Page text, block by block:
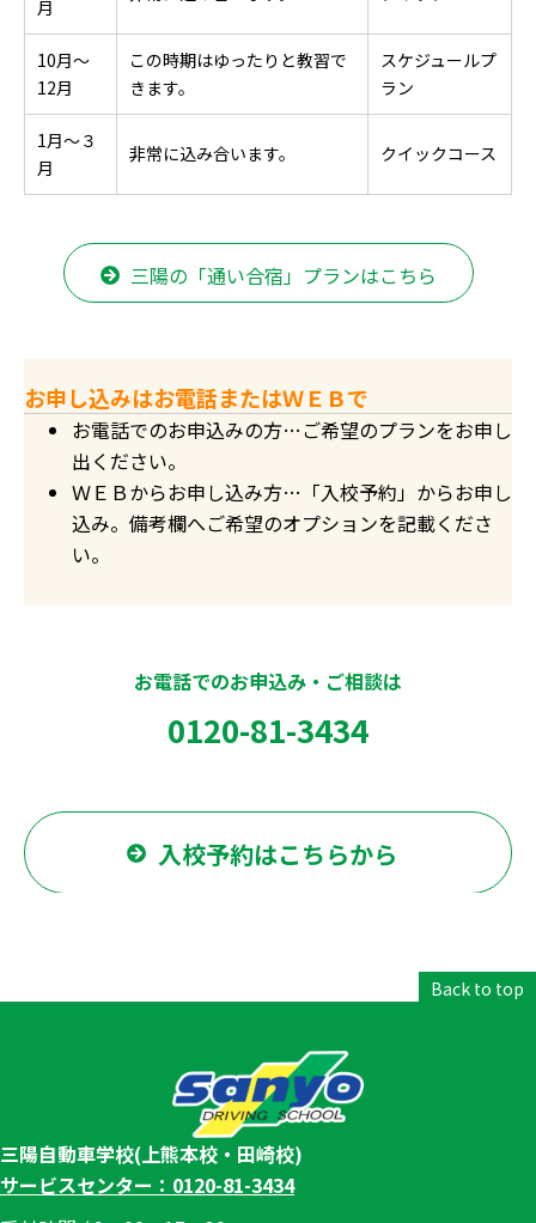
月
10月～
12月
この時期はゆったりと教習で
きます。
スケジュールプ
ラン
1月～３
月
非常に込み合います。 クイックコース
三陽の「通い合宿」プランはこちら
お申し込みはお電話またはＷＥＢで
お電話でのお申込みの方…ご希望のプランをお申し
出ください。
ＷＥＢからお申し込み方…「入校予約」からお申し
込み。備考欄へご希望のオプションを記載くださ
い。
お電話でのお申込み・ご相談は
0120-81-3434
入校予約はこちらから
Back to top
三陽自動車学校(上熊本校・田崎校)
サービスセンター：0120-81-3434